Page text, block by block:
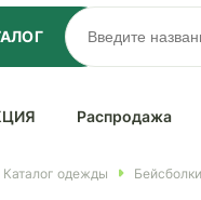
Распродажа
Каталог одежды